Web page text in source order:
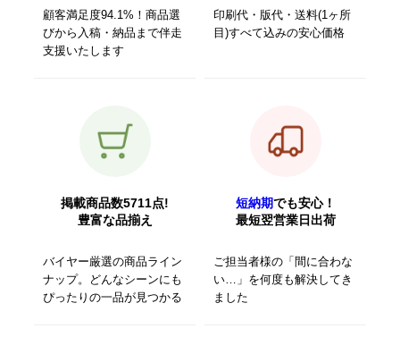
顧客満足度94.1%！商品選
びから入稿・納品まで伴走
支援いたします
印刷代・版代・送料(1ヶ所
目)すべて込みの安心価格
掲載商品数5711点!
豊富な品揃え
バイヤー厳選の商品ライン
ナップ。どんなシーンにも
ぴったりの一品が見つかる
短納期でも安心！
最短翌営業日出荷
ご担当者様の「間に合わな
い…」を何度も解決してき
ました